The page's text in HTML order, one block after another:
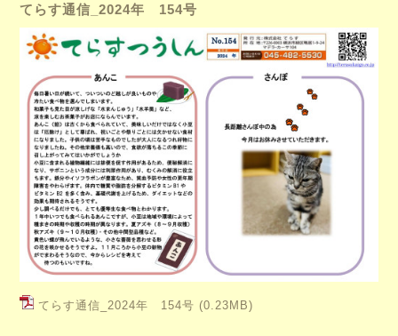
てらす通信_2024年 154号
てらす通信_2024年 154号 (0.23MB)